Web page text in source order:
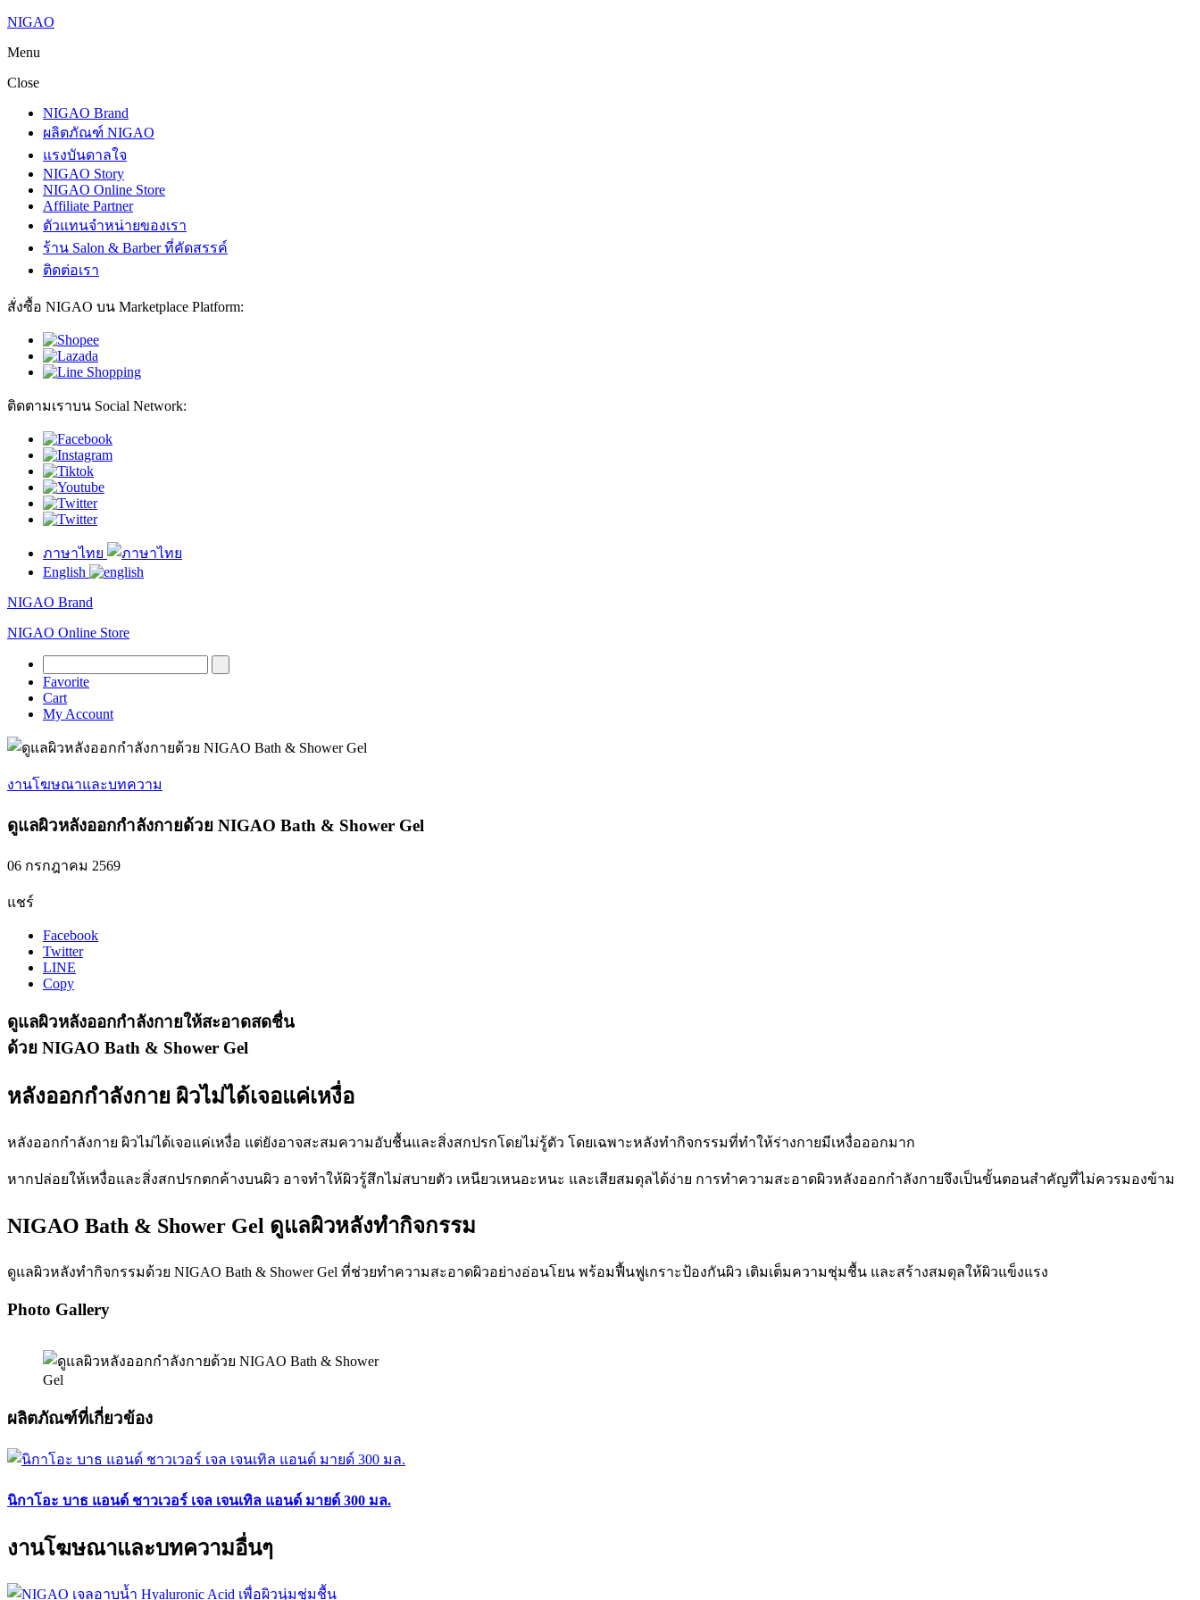
NIGAO
Menu
Close
NIGAO Brand
ผลิตภัณฑ์ NIGAO
แรงบันดาลใจ
NIGAO Story
NIGAO Online Store
Affiliate Partner
ตัวแทนจำหน่ายของเรา
ร้าน Salon & Barber ที่คัดสรรค์
ติดต่อเรา
สั่งซื้อ NIGAO บน Marketplace Platform:
ติดตามเราบน Social Network:
ภาษาไทย
English
NIGAO Brand
NIGAO Online Store
Favorite
Cart
My Account
งานโฆษณาและบทความ
ดูแลผิวหลังออกกำลังกายด้วย NIGAO Bath & Shower Gel
06 กรกฎาคม 2569
แชร์
Facebook
Twitter
LINE
Copy
ดูแลผิวหลังออกกำลังกายให้สะอาดสดชื่น
ด้วย NIGAO Bath & Shower Gel
หลังออกกำลังกาย ผิวไม่ได้เจอแค่เหงื่อ
หลังออกกำลังกาย ผิวไม่ได้เจอแค่เหงื่อ แต่ยังอาจสะสมความอับชื้นและสิ่งสกปรกโดยไม่รู้ตัว โดยเฉพาะหลังทำกิจกรรมที่ทำให้ร่างกายมีเหงื่อออกมาก
หากปล่อยให้เหงื่อและสิ่งสกปรกตกค้างบนผิว อาจทำให้ผิวรู้สึกไม่สบายตัว เหนียวเหนอะหนะ และเสียสมดุลได้ง่าย การทำความสะอาดผิวหลังออกกำลังกายจึงเป็นขั้นตอนสำคัญที่ไม่ควรมองข้าม
NIGAO Bath & Shower Gel ดูแลผิวหลังทำกิจกรรม
ดูแลผิวหลังทำกิจกรรมด้วย NIGAO Bath & Shower Gel ที่ช่วยทำความสะอาดผิวอย่างอ่อนโยน พร้อมฟื้นฟูเกราะป้องกันผิว เติมเต็มความชุ่มชื้น และสร้างสมดุลให้ผิวแข็งแรง
Photo Gallery
ผลิตภัณฑ์ที่เกี่ยวข้อง
นิกาโอะ บาธ แอนด์ ชาวเวอร์ เจล เจนเทิล แอนด์ มายด์ 300 มล.
งานโฆษณาและบทความอื่นๆ